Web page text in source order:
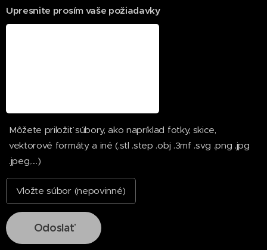
Upresnite prosím vaše požiadavky
Môžete priložiť súbory, ako napríklad fotky, skice,
vektorové formáty a iné (.stl .step .obj .3mf .svg .png .jpg
.jpeg,....)
Vložte súbor (nepovinné)
Odoslať